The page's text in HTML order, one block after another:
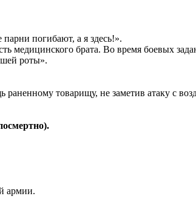
погибают, а я здесь!».
медицинского брата. Во время боевых
роты».
товарищу, не заметив атаку с
армии.